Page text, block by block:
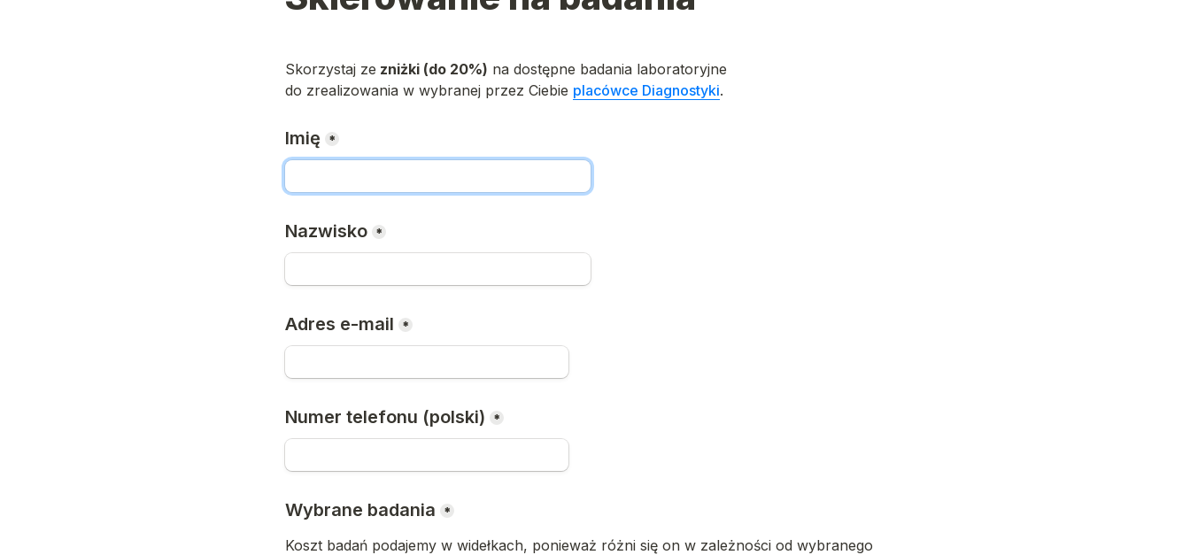
Skorzystaj ze zniżki (do 20%) na dostępne badania laboratoryjne
do zrealizowania w wybranej przez Ciebie placówce Diagnostyki.
Imię *
Nazwisko *
Adres e-mail *
Numer telefonu (polski) *
Wybrane badania *
Koszt badań podajemy w widełkach, ponieważ różni się on w zależności od wybranego